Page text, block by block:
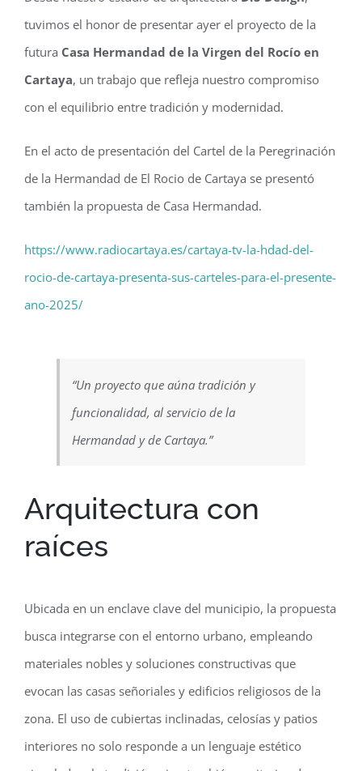
tuvimos el honor de presentar ayer el proyecto de la
futura Casa Hermandad de la Virgen del Rocío en
Cartaya, un trabajo que refleja nuestro compromiso
con el equilibrio entre tradición y modernidad.
En el acto de presentación del Cartel de la Peregrinación
de la Hermandad de El Rocio de Cartaya se presentó
también la propuesta de Casa Hermandad.
https://www.radiocartaya.es/cartaya-tv-la-hdad-del-
rocio-de-cartaya-presenta-sus-carteles-para-el-presente-
ano-2025/
“Un proyecto que aúna tradición y
funcionalidad, al servicio de la
Hermandad y de Cartaya.”
Arquitectura con
raíces
Ubicada en un enclave clave del municipio, la propuesta
busca integrarse con el entorno urbano, empleando
materiales nobles y soluciones constructivas que
evocan las casas señoriales y edificios religiosos de la
zona. El uso de cubiertas inclinadas, celosías y patios
interiores no solo responde a un lenguaje estético